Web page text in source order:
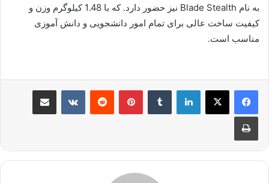
به نام Blade Stealth نیز حضور دارد. که با 1.48 کیلوگرم وزن و
کیفیت ساخت عالی برای تمام امور دانشجویی و دانش آموزی
مناسب است.
لینکدین ‫تامبلر پینترست‫رددیت ‫VKontakteاشتراک گذاری از طریق ایمیل
چاپ